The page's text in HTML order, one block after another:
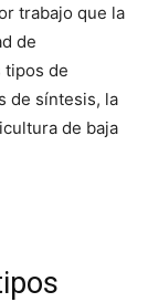
trabajo que la
de
tipos de
de síntesis, la
de baja